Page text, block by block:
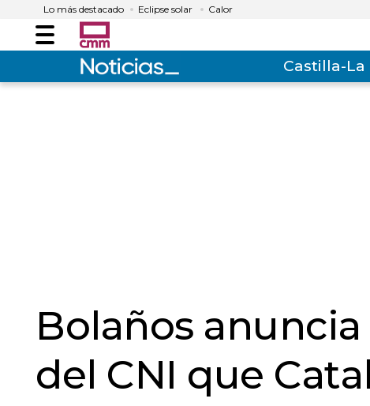
Lo más destacado Eclipse solar Calor
Menú
Castilla-La
Bolaños
del CNI que